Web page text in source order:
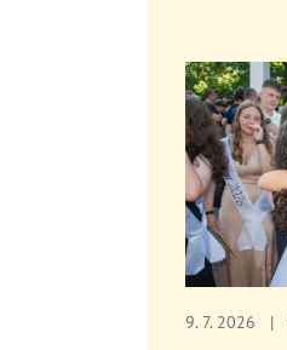
9. 7. 2026 |